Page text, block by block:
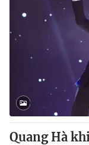
Quang Hà